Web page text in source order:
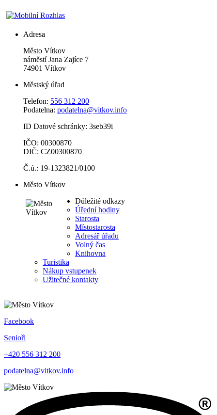
Adresa
Město Vítkov
náměstí Jana Zajíce 7
74901 Vítkov
Městský úřad
Telefon: 556 312 200
Podatelna: podatelna@vitkov.info
ID Datové schránky: 3seb39i
IČO: 00300870
DIČ: CZ00300870
Č.ú.: 19-1323821/0100
Město Vítkov
Důležité odkazy
Úřední hodiny
Starosta
Místostarosta
Adresář úřadu
Volný čas
Knihovna
Turistika
Nákup vstupenek
Užitečné kontakty
Facebook
Senioři
+420 556 312 200
podatelna@vitkov.info